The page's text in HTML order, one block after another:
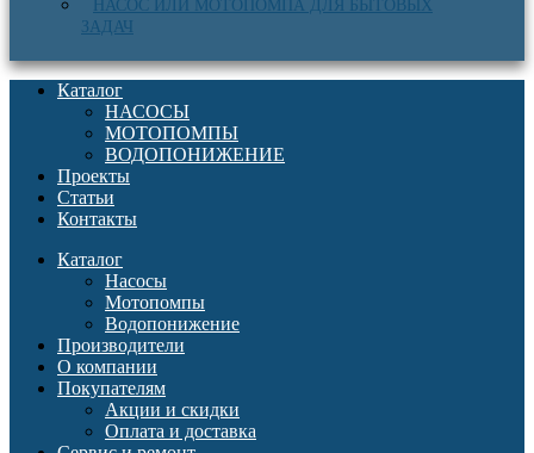
НАСОС ИЛИ МОТОПОМПА ДЛЯ БЫТОВЫХ
ЗАДАЧ
Каталог
НАСОСЫ
МОТОПОМПЫ
ВОДОПОНИЖЕНИЕ
Проекты
Статьи
Контакты
Каталог
Насосы
Мотопомпы
Водопонижение
Производители
О компании
Покупателям
Акции и скидки
Оплата и доставка